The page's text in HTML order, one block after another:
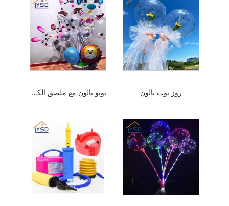
بوبو بالون مع ملصق الكرتون روز بوب بالون